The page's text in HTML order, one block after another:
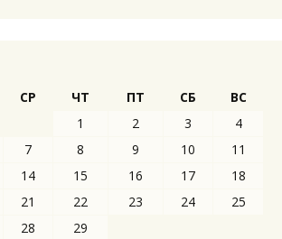
СР ЧТ ПТ СБ
ВС
1
2 3
4
7 8 9 10
11
14 15 16 17
18
21 22 23 24
25
28 29